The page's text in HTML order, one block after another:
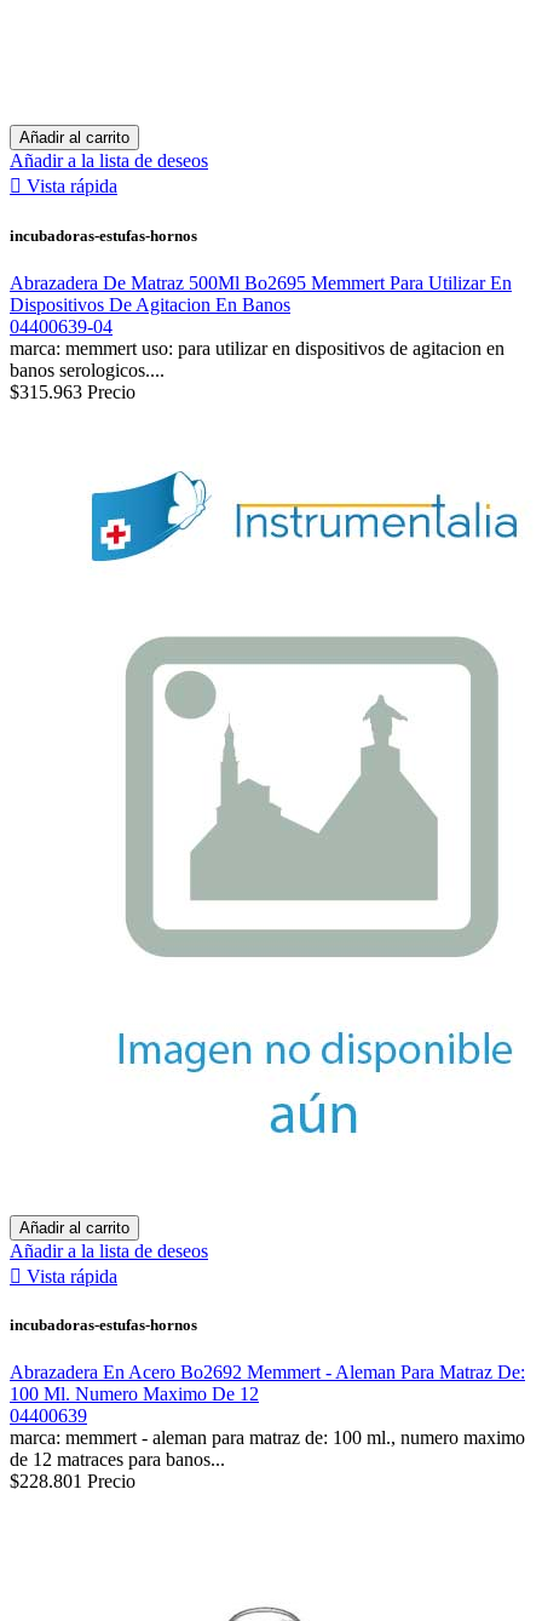
Añadir al carrito
Añadir a la lista de deseos
 Vista rápida
incubadoras-estufas-hornos
Abrazadera De Matraz 500Ml Bo2695 Memmert Para Utilizar En
Dispositivos De Agitacion En Banos
04400639-04
marca: memmert uso: para utilizar en dispositivos de agitacion en
banos serologicos....
$315.963 Precio
Añadir al carrito
Añadir a la lista de deseos
 Vista rápida
incubadoras-estufas-hornos
Abrazadera En Acero Bo2692 Memmert - Aleman Para Matraz De:
100 Ml. Numero Maximo De 12
04400639
marca: memmert - aleman para matraz de: 100 ml., numero maximo
de 12 matraces para banos...
$228.801 Precio